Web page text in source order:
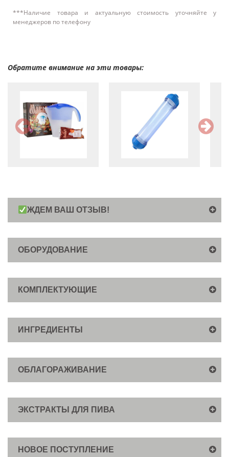
***Наличие товара и актуальную стоимость уточняйте у
менеджеров по телефону
Обратите внимание на эти товары:
ЖДЕМ ВАШ ОТЗЫВ!
ОБОРУДОВАНИЕ
КОМПЛЕКТУЮЩИЕ
ИНГРЕДИЕНТЫ
ОБЛАГОРАЖИВАНИЕ
ЭКСТРАКТЫ ДЛЯ ПИВА
НОВОЕ ПОСТУПЛЕНИЕ